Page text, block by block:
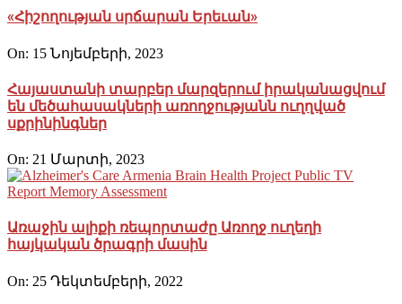
«Հիշողության սրճարան Երեւան»
On: 15 Նոյեմբերի, 2023
Հայաստանի տարբեր մարզերում իրականացվում
են մեծահասակների առողջությանն ուղղված
սքրինինգներ
On: 21 Մարտի, 2023
Առաջին ալիքի ռեպորտաժը Առողջ ուղեղի
հայկական ծրագրի մասին
On: 25 Դեկտեմբերի, 2022